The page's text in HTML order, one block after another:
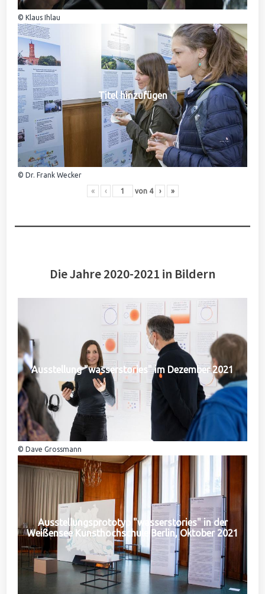
© Klaus Ihlau
Titel hinzufügen
© Dr. Frank Wecker
« ‹ von 4 › »
Die Jahre 2020-2021 in Bildern
Ausstellung "wasserstories" im Dezember 2021
© Dave Grossmann
Ausstellungsprototyp "wasserstories" in der
Weißensee Kunsthochschule Berlin, Oktober 2021